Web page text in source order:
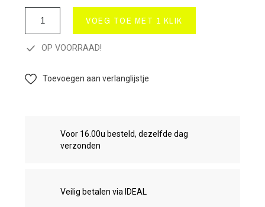
VOEG TOE MET 1 KLIK
OP VOORRAAD!
Toevoegen aan verlanglijstje
Voor 16.00u besteld, dezelfde dag
verzonden
Veilig betalen via IDEAL